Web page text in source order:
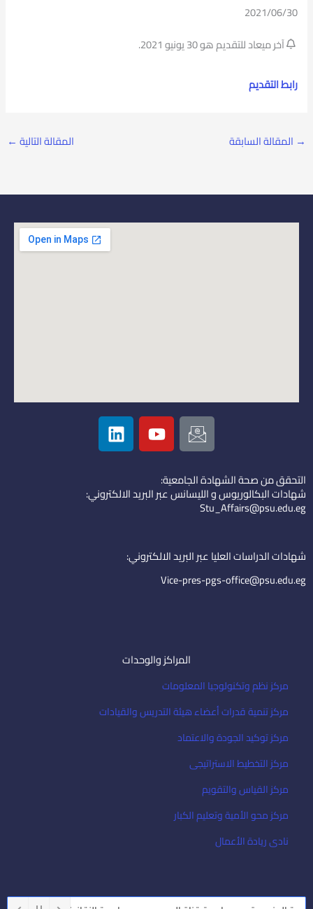
2021/06/30
آخر ميعاد للتقديم هو 30 يونيو 2021.
رابط التقديم
→ المقالة السابقة المقالة التالية ←
I
c
o
n
-
e
i
l
Y
o
u
u
b
L
i
n
e
d
التحقق من صحة الشهادة الجامعية:
شهادات البكالوريوس و الليسانس عبر البريد الالكتروني:
Stu_Affairs@psu.edu.eg
شهادات الدراسات العليا عبر البريد الالكتروني:
Vice-pres-pgs-office@psu.edu.eg
المراكز والوحدات
مركز نظم وتكنولوجيا المعلومات
مركز تنمية قدرات أعضاء هيئة التدريس والقيادات
مركز توكيد الجودة والاعتماد
مركز التخطيط الاستراتيجى
مركز القياس والتقويم
مركز محو الأمية وتعليم الكبار
نادى ريادة الأعمال